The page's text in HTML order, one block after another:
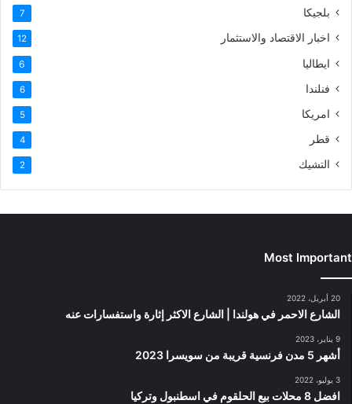
بلجيكا 7
اخبار الاقتصاد والاستثمار 12
ايطاليا 6
فنلندا 6
امريكا 5
قطر 4
التشيك 2
Most Important
20 أبريل، 2022
الشارع الاحمر في هولندا | الشارع الاكثر إثارة واستفسارات عنه
9 يناير، 2023
أشهر 5 مدن فرنسية قريبة من سويسرا 2023
3 يوليو، 2022
افضل 8 محلات بيع الحلقوم في اسطنبول وتركيا